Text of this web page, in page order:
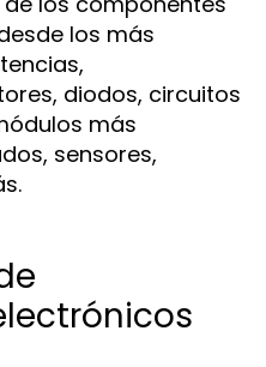
los más
diodos, circuitos
más
sensores,